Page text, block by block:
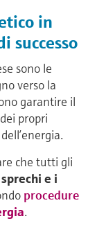
in
successo
sono le
verso la
garantire il
propri
che tutti gli
sprechi e i
procedure
.